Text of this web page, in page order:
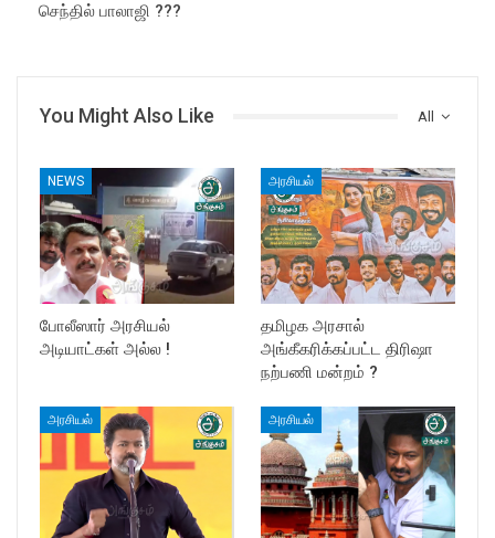
செந்தில் பாலாஜி ???
All
You Might Also Like
NEWS
போலீஸார் அரசியல்
அடியாட்கள் அல்ல !
அரசியல்
தமிழக அரசால்
அங்கீகரிக்கப்பட்ட திரிஷா
நற்பணி மன்றம் ?
அரசியல் அரசியல்